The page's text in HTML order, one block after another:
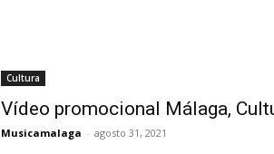
Cultura
Vídeo promocional Málaga,
Musicamalaga - agosto 31, 2021